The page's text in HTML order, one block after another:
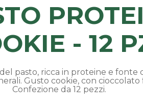
- 12
pasto, ricca in proteine e fonte
Gusto cookie, con
Confezione da 12 pezzi.